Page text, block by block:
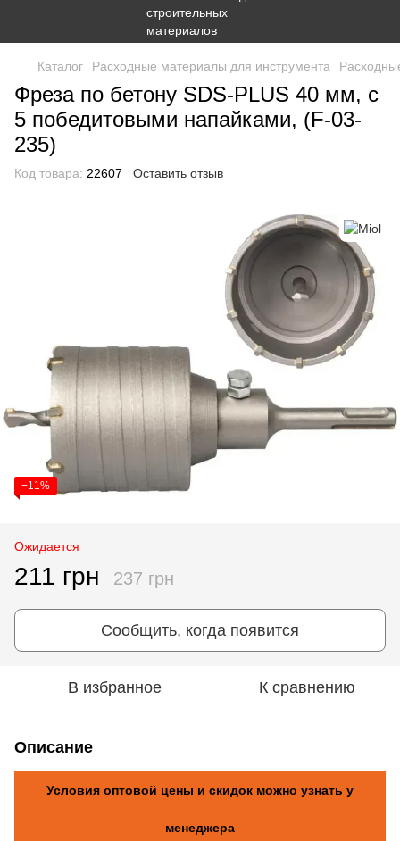
Каталог Расходные материалы для инструмента
Фреза по бетону SDS-PLUS 40 мм, с
5 победитовыми напайками, (F-03-
235)
Код товара: 22607 Оставить отзыв
−11%
Ожидается
211 грн 237 грн
Сообщить, когда появится
В избранное К сравнению
Описание
Условия оптовой цены и скидок можно узнать у
менеджера